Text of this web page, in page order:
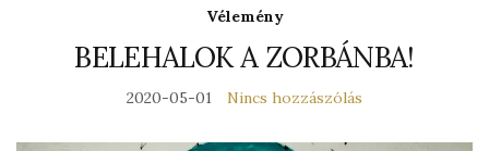
Vélemény
BELEHALOK A ZORBÁNBA!
2020-05-01 Nincs hozzászólás